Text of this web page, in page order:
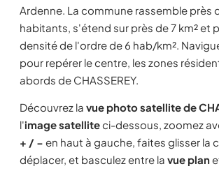
Ardenne. La commune rassemble près
habitants, s'étend sur près de 7 km² et
densité de l'ordre de 6 hab/km².
pour repérer le centre, les zones
abords de CHASSEREY.
Découvrez la vue photo satellite de
l'image satelliteci-dessous, zoomez
+ / − en haut à gauche, faites glisser la
déplacer, et basculez entre la vue plan